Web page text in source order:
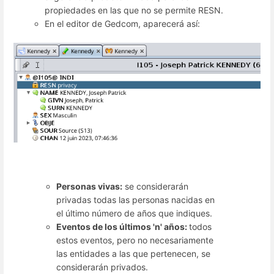
propiedades en las que no se permite RESN.
En el editor de Gedcom, aparecerá así:
Personas vivas: se considerarán
privadas todas las personas nacidas en
el último número de años que indiques.
Eventos de los últimos 'n' años:todos
estos eventos, pero no necesariamente
las entidades a las que pertenecen, se
considerarán privados.